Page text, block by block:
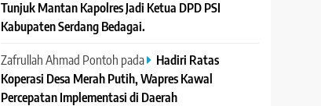
Tunjuk Mantan Kapolres Jadi Ketua DPD PSI
Kabupaten Serdang Bedagai. ‎ ‎
Zafrullah Ahmad Pontoh pada
Hadiri Ratas
Koperasi Desa Merah Putih, Wapres Kawal
Percepatan Implementasi di Daerah